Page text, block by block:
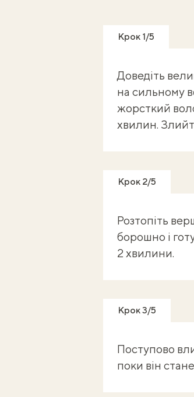
Крок 1/5
Доведіть
на сильному
жорсткий
хвилин.
Крок 2/5
Розтопіть
борошно і
2 хвилини.
Крок 3/5
Поступово
поки він